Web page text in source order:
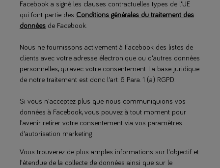
Facebook a signé les clauses contractuelles types de l'UE
qui font partie des Conditions générales du traitement des
données de Facebook.
Nous ne fournissons activement à Facebook des listes de
clients avec votre adresse électronique ou d'autres données
personnelles, qu'avec votre consentement. La base juridique
de notre traitement est donc l'art. 6 Para. 1 (a) RGPD.
Si vous n'acceptez plus que nous communiquions vos
données à Facebook, vous pouvez à tout moment pour
l'avenir retirer votre consentement via vos paramètres
d'autorisation marketing.
Vous trouverez de plus amples informations sur l'objectif et
l'étendue de la collecte de données ainsi que sur le